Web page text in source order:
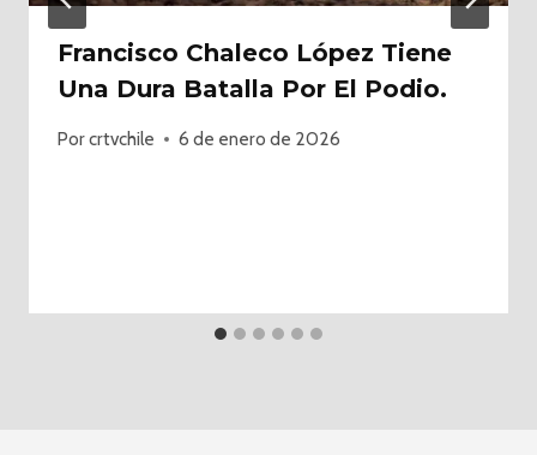
Francisco Chaleco López Tiene
Una Dura Batalla Por El Podio.
Porcrtvchile 6 de enero de 2026